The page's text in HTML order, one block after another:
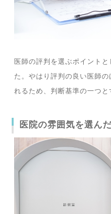
医師の評判を選ぶポイント
た。やはり評判の良い医師
れるため、判断基準の一つと
医院の雰囲気を選ん